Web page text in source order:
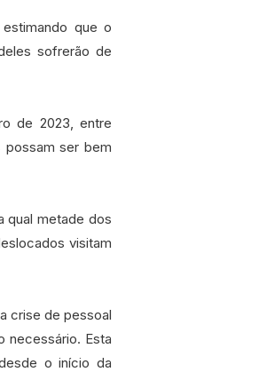
que o
sofrerão de
de 2023, entre
ser bem
qual metade dos
visitam
crise de pessoal
necessário. Esta
o início da